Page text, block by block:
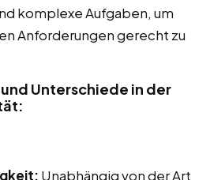
komplexe Aufgaben, um
Anforderungen gerecht zu
Unterschiede in der
Unabhängig von der Art